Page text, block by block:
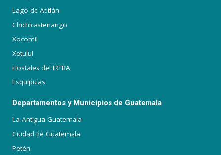
Lago de Atitlán
Chichicastenango
Xocomil
Xetulul
Hostales del IRTRA
Esquipulas
Departamentos y Municipios de Guatemala
La Antigua Guatemala
Ciudad de Guatemala
Petén